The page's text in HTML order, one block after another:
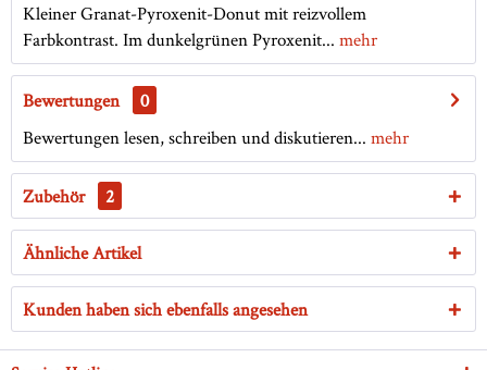
Kleiner Granat-Pyroxenit-Donut mit reizvollem
Farbkontrast. Im dunkelgrünen Pyroxenit... mehr
Bewertungen
0
Bewertungen lesen, schreiben und diskutieren... mehr
Zubehör 2
Ähnliche Artikel
Kunden haben sich ebenfalls angesehen